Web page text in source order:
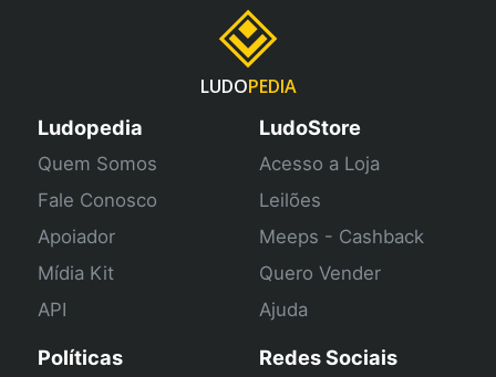
LUDOPEDIA
Ludopedia
Quem Somos
Fale Conosco
Apoiador
Mídia Kit
API
LudoStore
Acesso a Loja
Leilões
Meeps - Cashback
Quero Vender
Ajuda
Políticas Redes Sociais